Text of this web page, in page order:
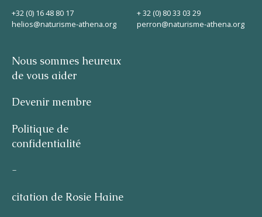
+32 (0) 16 48 80 17
helios@naturisme-athena.org
+ 32 (0) 80 33 03 29
perron@naturisme-athena.org
Nous sommes heureux
de vous aider
Devenir membre
Politique de
confidentialité
-
citation de Rosie Haine